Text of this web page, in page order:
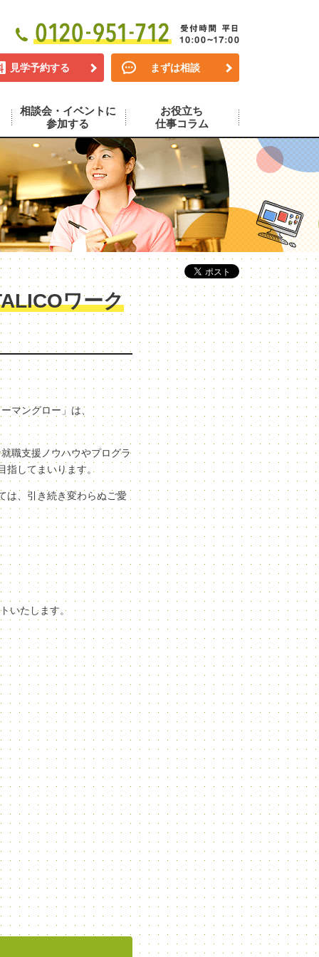
見学予約する まずは相談
相談会・イベントに
参加する
お役立ち
仕事コラム
ワーク
マングロー」は、
職支援ノウハウやプログラ
指してまいります。
は、引き続き変わらぬご愛
いたします。